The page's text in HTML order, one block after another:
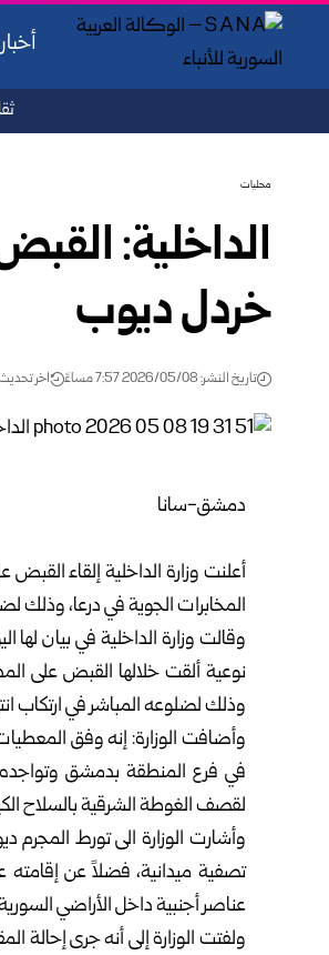
محليات
الداخلية:
خردل ديوب
تاريخ النشر: 2026/05/08 7:57 مساءً اخر تحديث: 2026/05/08 8:05
دمشق-سانا
أعلنت وزارة الداخليةإلقاء القبض
المخابرات الجوية في درعا، وذلك
وقالت وزارة الداخلية في بيان
نوعية ألقت خلالها القبض على
وذلك لضلوعه المباشر في ارتكاب
وأضافت الوزارة: إنه وفق
في فرع المنطقة بدمشق
لقصف الغوطة الشرقية بالسلاح
وأشارت الوزارة الى تورط المجرم
تصفية ميدانية، فضلاً عن إقامته
عناصر أجنبية داخل الأراضي
ولفتت الوزارة إلى أنه جرى إحالة